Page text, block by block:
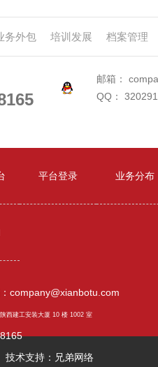
务外包 培训发展 档案管理
邮箱：
QQ：
平台登录 业务分布
company@xianbotu.com
西建工安装大厦 10 楼 1002 室
技术支持： 兄弟网络